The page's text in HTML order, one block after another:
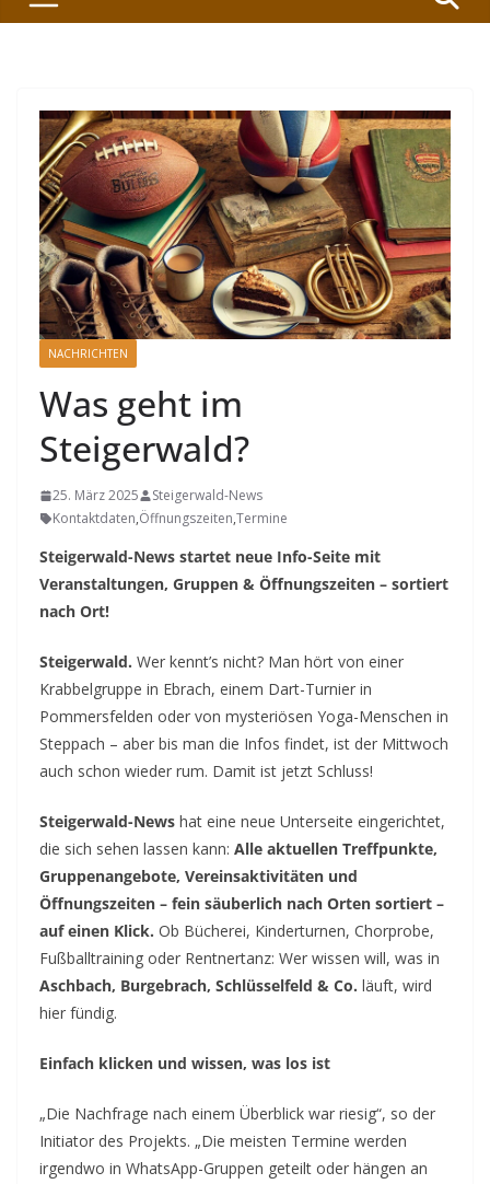
NACHRICHTEN
Was geht im
Steigerwald?
25. März 2025
Steigerwald-News
Kontaktdaten,Öffnungszeiten,Termine
Steigerwald-News startet neue Info-Seite mit
Veranstaltungen, Gruppen & Öffnungszeiten – sortiert
nach Ort!
Steigerwald. Wer kennt’s nicht? Man hört von einer
Krabbelgruppe in Ebrach, einem Dart-Turnier in
Pommersfelden oder von mysteriösen Yoga-Menschen in
Steppach – aber bis man die Infos findet, ist der Mittwoch
auch schon wieder rum. Damit ist jetzt Schluss!
Steigerwald-News hat eine neue Unterseite eingerichtet,
die sich sehen lassen kann: Alle aktuellen Treffpunkte,
Gruppenangebote, Vereinsaktivitäten und
Öffnungszeiten – fein säuberlich nach Orten sortiert –
auf einen Klick. Ob Bücherei, Kinderturnen, Chorprobe,
Fußballtraining oder Rentnertanz: Wer wissen will, was in
Aschbach, Burgebrach, Schlüsselfeld & Co. läuft, wird
hier fündig.
Einfach klicken und wissen, was los ist
„Die Nachfrage nach einem Überblick war riesig“, so der
Initiator des Projekts. „Die meisten Termine werden
irgendwo in WhatsApp-Gruppen geteilt oder hängen an